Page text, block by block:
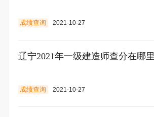
成绩查询 2021-10-27
辽宁2021年一级建造师查分在哪
成绩查询 2021-10-27